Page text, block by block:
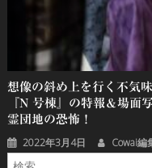
想像の斜め上を行く不気
『N 号棟』の特報＆場面
霊団地の恐怖！
2022年3月4日 Cowai編